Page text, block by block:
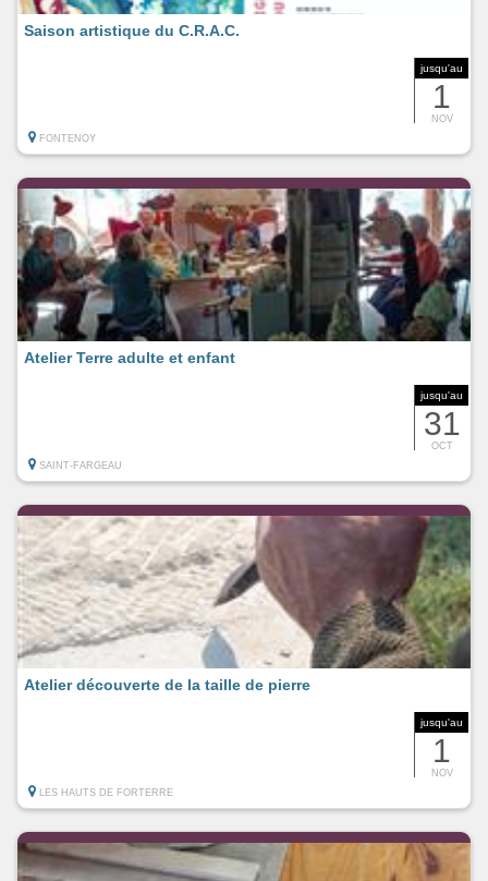
jusqu'au
1
NOV
Saison artistique du C.R.A.C.
FONTENOY
jusqu'au
31
OCT
Atelier Terre adulte et enfant
SAINT-FARGEAU
jusqu'au
1
NOV
Atelier découverte de la taille de pierre
LES HAUTS DE FORTERRE